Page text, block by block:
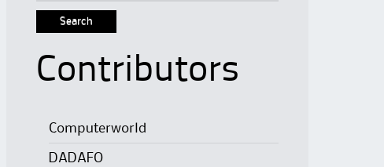
Contributors
Computerworld
DADAFO